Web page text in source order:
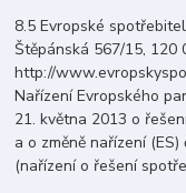
8.5 Evropské
Štěpánská 567/15, 120
http://
Nařízení Evropského
21. května 2013 o
a o změně nařízení
(nařízení o řešení